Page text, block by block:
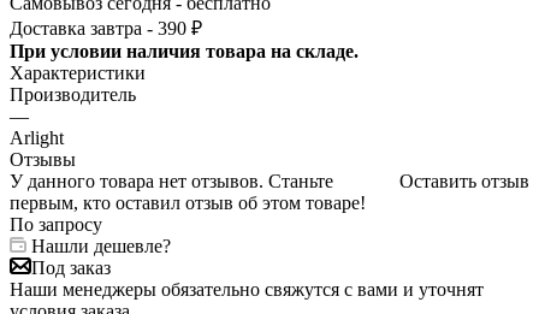
Доставка завтра - 390 ₽
При условии наличия товара на складе.
Характеристики
Производитель
—
Arlight
Отзывы
Оставить отзыв
У данного товара нет отзывов. Станьте
первым, кто оставил отзыв об этом товаре!
По запросу
Нашли дешевле?
Под заказ
Наши менеджеры обязательно свяжутся с вами и уточнят